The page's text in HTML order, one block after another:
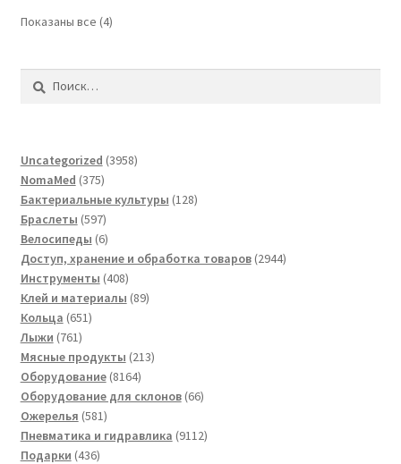
Показаны все (4)
Найти:
Uncategorized 39583958
NomaMed 375375
товаров
Бактериальные культуры 128128
Браслеты 597597
товаров
Велосипеды 66
товаров
Доступ, хранение и обработка товаров 29442944
Инструменты 408408
товаров
Клей и материалы 8989
Кольца 651651
Лыжи 761761
товар
Мясные продукты 213213
Оборудование 81648164
товара
Оборудование для склонов 6666
Ожерелья 581581
товар
Пневматика и гидравлика 91129112
Подарки 436436